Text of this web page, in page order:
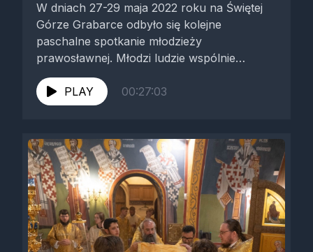
W dniach 27-29 maja 2022 roku na Świętej
Górze Grabarce odbyło się kolejne
paschalne spotkanie młodzieży
prawosławnej. Młodzi ludzie wspólnie
uczestniczyli w nabożeństwach i...
PLAY
00:27:03